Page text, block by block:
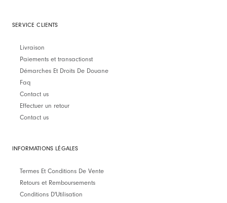
SERVICE CLIENTS
Livraison
Paiements et transactionst
Démarches Et Droits De Douane
Faq
Contact us
Effectuer un retour
Contact us
INFORMATIONS LÉGALES
Termes Et Conditions De Vente
Retours et Remboursements
Conditions D'Utilisation